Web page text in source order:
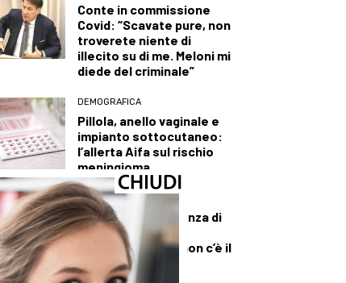
Conte in commissione
Covid: “Scavate pure, non
troverete niente di
illecito su di me. Meloni mi
diede del criminale”
DEMOGRAFICA
Pillola, anello vaginale e
impianto sottocutaneo:
l’allerta Aifa sul rischio
meningioma
DEMOGRAFICA
Culle vuote e assenza di
medici: muore una
neonata perché “non c’è il
dottore”